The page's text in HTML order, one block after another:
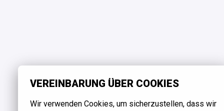
VEREINBARUNG ÜBER COOKIES
Wir verwenden Cookies, um sicherzustellen, dass wir